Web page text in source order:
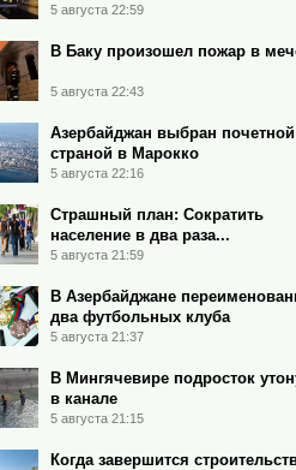
5 августа 22:59
В Баку произошел пожар в
5 августа 22:43
Азербайджан выбран почетной
страной в Марокко
5 августа 22:16
Страшный план: Сократить
население в два раза...
5 августа 21:59
В Азербайджане
два футбольных клуба
5 августа 21:37
В Мингячевире подросток
в канале
5 августа 21:15
Когда завершится